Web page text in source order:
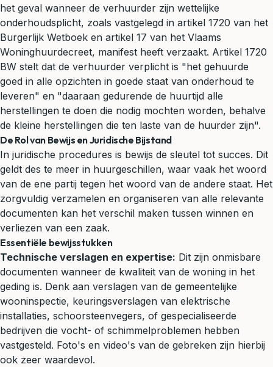
het geval wanneer de verhuurder zijn wettelijke
onderhoudsplicht, zoals vastgelegd in artikel 1720 van het
Burgerlijk Wetboek en artikel 17 van het Vlaams
Woninghuurdecreet, manifest heeft verzaakt. Artikel 1720
BW stelt dat de verhuurder verplicht is "het gehuurde
goed in alle opzichten in goede staat van onderhoud te
leveren" en "daaraan gedurende de huurtijd alle
herstellingen te doen die nodig mochten worden, behalve
de kleine herstellingen die ten laste van de huurder zijn".
De Rol van Bewijs en Juridische Bijstand
In juridische procedures is bewijs de sleutel tot succes. Dit
geldt des te meer in huurgeschillen, waar vaak het woord
van de ene partij tegen het woord van de andere staat. Het
zorgvuldig verzamelen en organiseren van alle relevante
documenten kan het verschil maken tussen winnen en
verliezen van een zaak.
Essentiële bewijsstukken
Technische verslagen en expertise: Dit zijn onmisbare
documenten wanneer de kwaliteit van de woning in het
geding is. Denk aan verslagen van de gemeentelijke
wooninspectie, keuringsverslagen van elektrische
installaties, schoorsteenvegers, of gespecialiseerde
bedrijven die vocht- of schimmelproblemen hebben
vastgesteld. Foto's en video's van de gebreken zijn hierbij
ook zeer waardevol.